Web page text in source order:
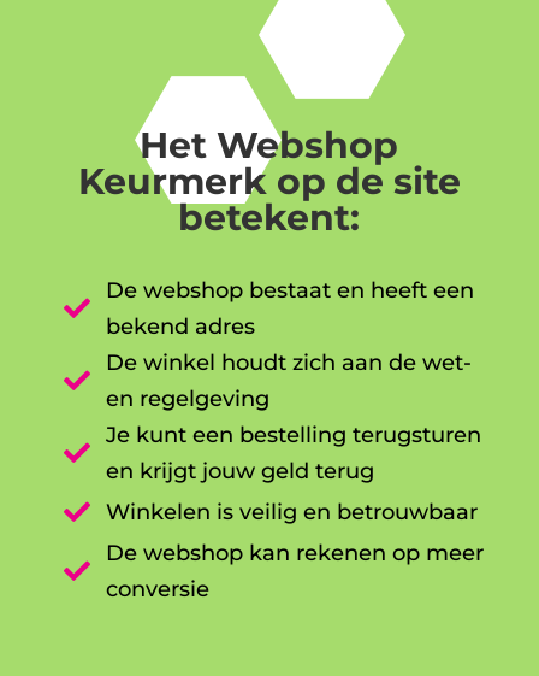
Het Webshop
Keurmerk op de site
betekent:

De webshop bestaat en heeft een
bekend adres

De winkel houdt zich aan de wet-
en regelgeving

Je kunt een bestelling terugsturen
en krijgt jouw geld terug

Winkelen is veilig en betrouwbaar

De webshop kan rekenen op meer
conversie